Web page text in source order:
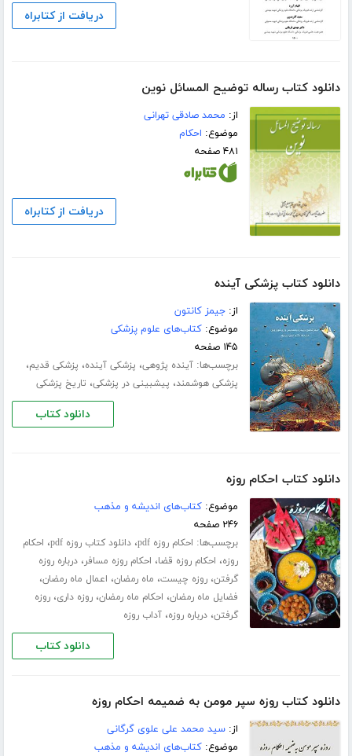
دریافت از کتابراه
دانلود کتاب رساله توضیح المسائل نوین
از: محمد صادقی تهرانی
موضوع: احکام
۴۸۱ صفحه
دریافت از کتابراه
دانلود کتاب پزشکی آینده
از:جیمز کانتون
موضوع:کتاب‌های علوم پزشکی
۱۴۵ صفحه
برچسب‌ها:آینده پژوهی، پزشکی آینده، پزشکی قدیم،
پزشکی هوشمند، پیشبینی در پزشکی، تاریخ پزشکی
دانلود کتاب
دانلود کتاب احکام روزه
موضوع:کتاب‌های اندیشه و مذهب
۲۴۶ صفحه
برچسب‌ها: احکام روزه pdf ،دانلود کتاب روزه pdf ، احکام
روزه، احکام روزه قضا، احکام روزه مسافر،درباره روزه
گرفتن،روزه چیست، ماه رمضان، اعمال ماه رمضان،
فضایل ماه رمضان، احکام ماه رمضان،روزه داری،روزه
گرفتن،درباره روزه،آداب روزه
دانلود کتاب
دانلود کتاب روزه سپر مومن به ضمیمه احکام روزه
از:سید محمد علی علوی گرگانی
موضوع:کتاب‌های اندیشه و مذهب